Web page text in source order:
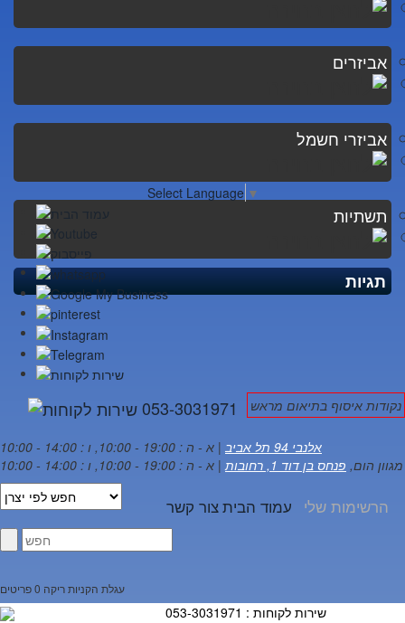
אביזרים
אביזרי חשמל
תשתיות
תגיות
Select Language ▼
נקודות איסוף בתיאום מראש 053-3031971
אלנבי 94 תל אביב
| א - ה : 19:00 - 10:00, ו : 14:00 - 10:00
מגוון הום, פנחס בן דוד 1, רחובות | א - ה : 19:00 - 10:00, ו : 14:00 - 10:00
הרשימות שלי עמוד הביתצור קשר
עגלת הקניות ריקה 0 פריטים
שירות לקוחות : 053-3031971